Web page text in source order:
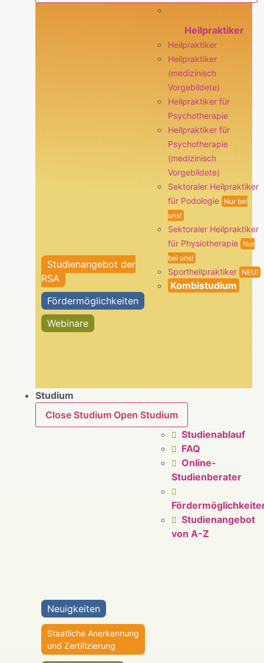
Studienangebot der
RSA
Fördermöglichkeiten
Webinare
Heilpraktiker
Heilpraktiker
Heilpraktiker
(medizinisch
Vorgebildete)
Heilpraktiker für
Psychotherapie
Heilpraktiker für
Psychotherapie
(medizinisch
Vorgebildete)
Sektoraler Heilpraktiker
für Podologie Nur bei
uns!
Sektoraler Heilpraktiker
für Physiotherapie Nur
bei uns!
Sportheilpraktiker NEU!
Kombistudium
Studium
Close Studium Open Studium
Neuigkeiten
Staatliche Anerkennung
und Zertifizierung
Studienablauf
FAQ
Online-
Studienberater
Studienangebot
von A-Z